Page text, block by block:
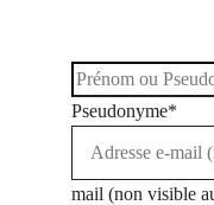
Pseudonyme*
mail (non visible